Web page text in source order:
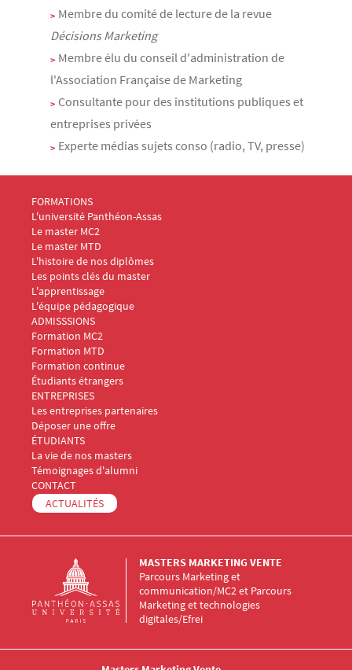
Membre du comité de lecture de la revue
Décisions Marketing
Membre élu du conseil d'administration de
l'Association Française de Marketing
Consultante pour des institutions publiques et
entreprises privées
Experte médias sujets conso (radio, TV, presse)
Menu Footer Masters Marketing 1
FORMATIONS
L'université Panthéon-Assas
Le master MC2
Le master MTD
L'histoire de nos diplômes
Les points clés du master
L'apprentissage
L'équipe pédagogique
Menu Footer Masters Marketing 2
ADMISSSIONS
Formation MC2
Formation MTD
Formation continue
Étudiants étrangers
Menu Footer Masters Marketing 3
ENTREPRISES
Les entreprises partenaires
Déposer une offre
Menu Footer Masters Marketing 4
ÉTUDIANTS
La vie de nos masters
Témoignages d'alumni
Menu Footer Masters Marketing 5
CONTACT
ACTUALITÉS
Parcours Marketing et
communication/MC2 et Parcours
Marketing et technologies
digitales/Efrei
MASTERS MARKETING VENTE